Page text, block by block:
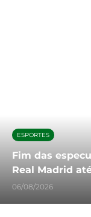
ESPORTES
Fim das
Real Madrid
06/08/2026